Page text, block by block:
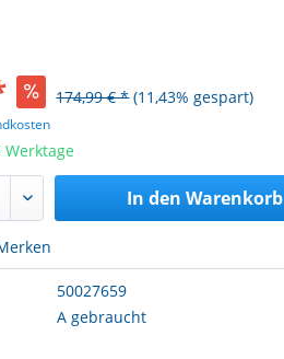
174,99 € * (11,43% gespart)
In den Warenkorb
50027659
A gebraucht